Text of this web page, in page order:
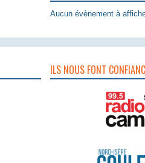
Aucun évènement à
ILS NOUS FONT